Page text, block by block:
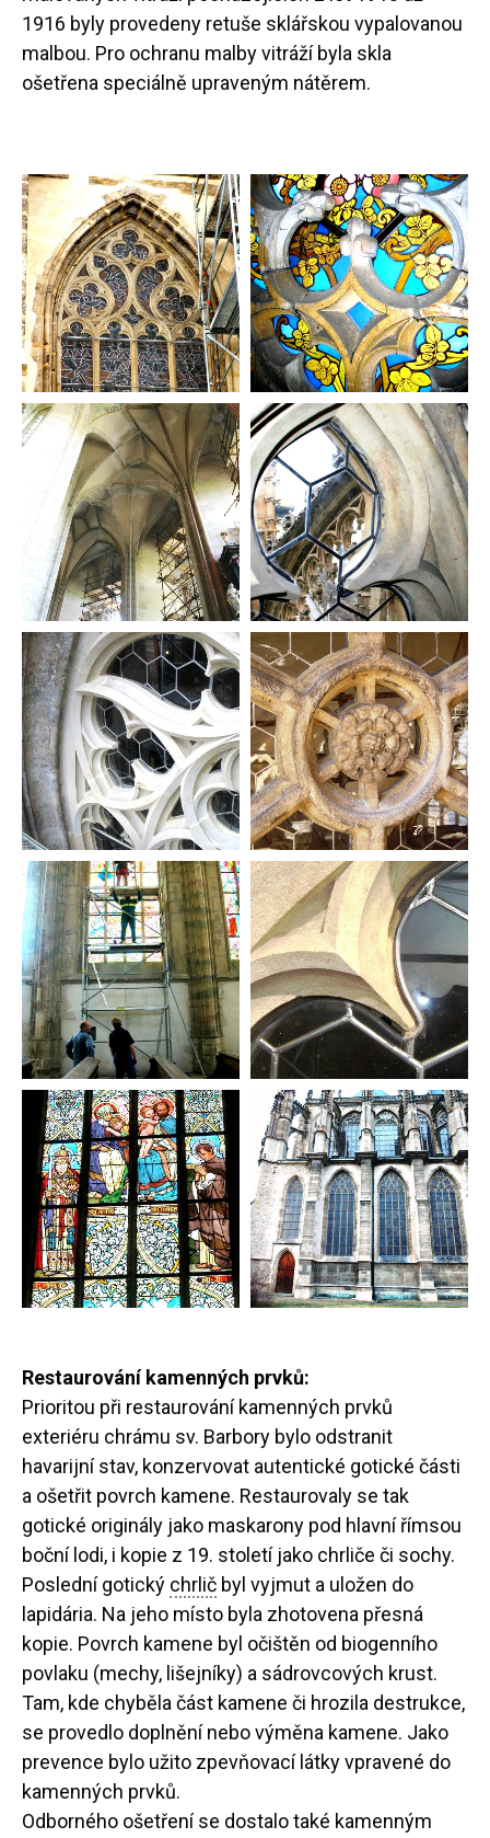
1916 byly provedeny retuše sklářskou vypalovanou
malbou. Pro ochranu malby vitráží byla skla
ošetřena speciálně upraveným nátěrem.
Restaurování kamenných prvků:
Prioritou při restaurování kamenných prvků
exteriéru chrámu sv. Barbory bylo odstranit
havarijní stav, konzervovat autentické gotické části
a ošetřit povrch kamene. Restaurovaly se tak
gotické originály jako maskarony pod hlavní římsou
boční lodi, i kopie z 19. století jako chrliče či sochy.
Poslední gotický chrlič byl vyjmut a uložen do
lapidária. Na jeho místo byla zhotovena přesná
kopie. Povrch kamene byl očištěn od biogenního
povlaku (mechy, lišejníky) a sádrovcových krust.
Tam, kde chyběla část kamene či hrozila destrukce,
se provedlo doplnění nebo výměna kamene. Jako
prevence bylo užito zpevňovací látky vpravené do
kamenných prvků.
Odborného ošetření se dostalo také kamenným